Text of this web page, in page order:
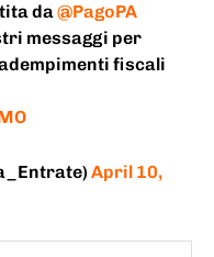
da@PagoPA
messaggi per
fiscali
April 10,